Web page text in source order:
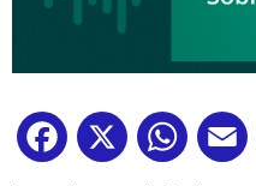
Facebook
X